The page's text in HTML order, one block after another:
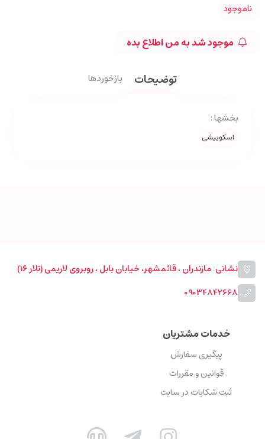
ناموجود
موجود شد به من اطلاع بده
توضیحات بازخوردها
بخشها :
اسکوییشی
نشانی: مازندران ، قائمشهر، خیابان بابل ، روبروی لاریمی (تلار ۱۶)
09034842668
خدمات مشتریان
پیگیری سفارش
قوانین و مقررات
ثبت شکایات در سایت